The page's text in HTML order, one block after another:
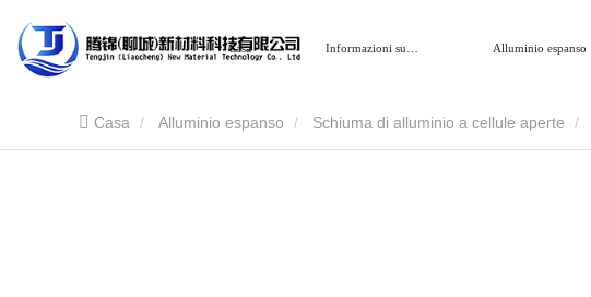
Casa Informazioni su… Alluminio espanso
Casa Alluminio espanso Schiuma di alluminio a cellule aperte